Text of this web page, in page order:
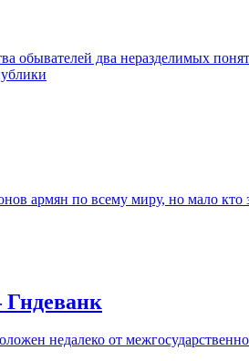
обывателей два неразделимых
армян по всему миру, но мало кто
Гндеванк
недалеко от